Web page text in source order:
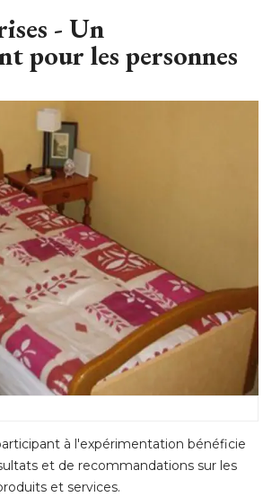
- Un
pour les personnes
à l'expérimentation bénéficie
et de recommandations sur les
et services.